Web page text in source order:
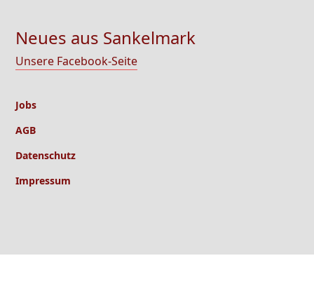
Neues aus Sankelmark
Unsere Facebook-Seite
Jobs
AGB
Datenschutz
Impressum